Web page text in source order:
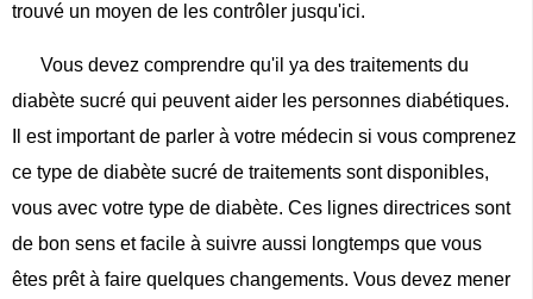
trouvé un moyen de les contrôler jusqu'ici.
Vous devez comprendre qu'il ya des traitements du
diabète sucré qui peuvent aider les personnes diabétiques.
Il est important de parler à votre médecin si vous comprenez
ce type de diabète sucré de traitements sont disponibles,
vous avec votre type de diabète. Ces lignes directrices sont
de bon sens et facile à suivre aussi longtemps que vous
êtes prêt à faire quelques changements. Vous devez mener